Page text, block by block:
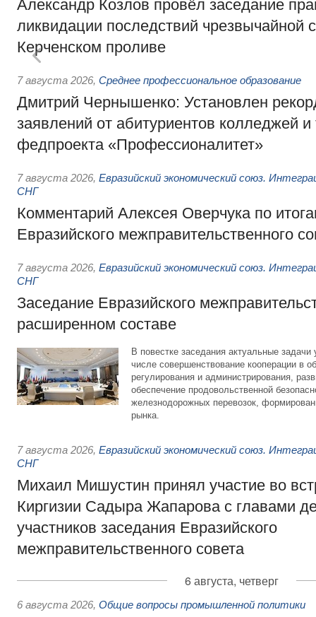
Александр Козлов провёл заседание
ликвидации последствий чрезвычайной
Керченском проливе
7 августа 2026, Среднее профессиональное образование
Дмитрий Чернышенко: Установлен
заявлений от абитуриентов колледжей и
федпроекта «Профессионалитет»
7 августа 2026, Евразийский экономический союз.
СНГ
Комментарий Алексея Оверчука по
Евразийского межправительственного
7 августа 2026, Евразийский экономический союз.
СНГ
Заседание Евразийского
расширенном составе
В повестке заседания актуальные задачи
числе совершенствование кооперации в
регулирования и администрирования,
обеспечение продовольственной
железнодорожных перевозок,
рынка.
7 августа 2026, Евразийский экономический союз.
СНГ
Михаил Мишустин принял участие во
Киргизии Садыра Жапарова с главами
участников заседания Евразийского
межправительственного совета
6 августа, четверг
6 августа 2026, Общие вопросы промышленной политики